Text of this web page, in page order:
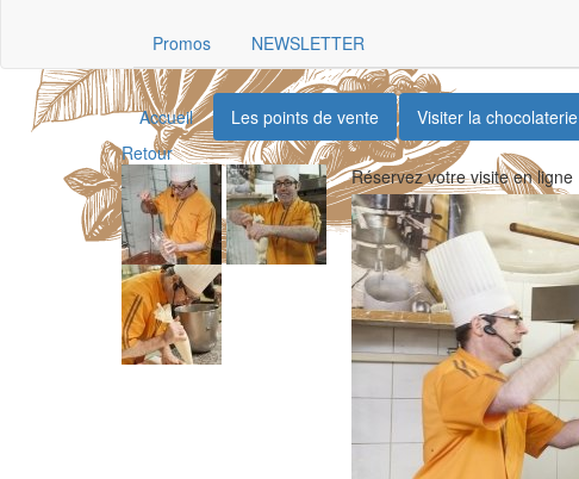
Promos
NEWSLETTER
Accueil Les points de vente Visiter la chocolaterie
Retour
Réservez votre visite en ligne